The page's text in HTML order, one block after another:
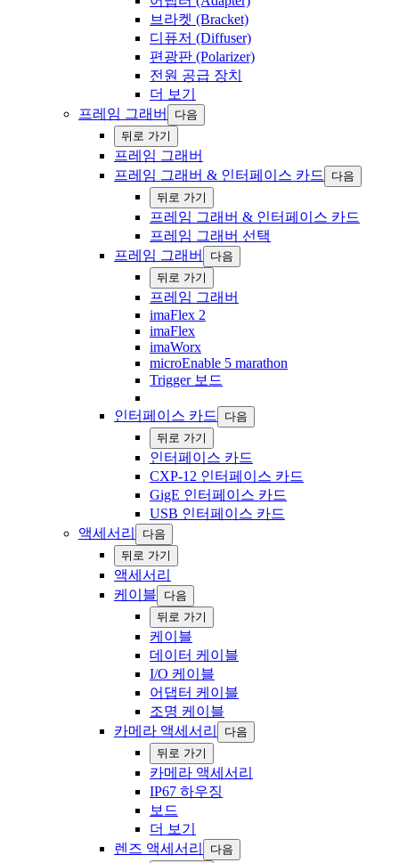
브라켓 (Bracket)
디퓨저 (Diffuser)
편광판 (Polarizer)
전원 공급 장치
더 보기
프레임 그래버
다음
‍뒤로 ‍가기
프레임 그래버
프레임 그래버 & 인터페이스 카드
다음
‍뒤로 ‍가기
프레임 그래버 & 인터페이스 카드
프레임 그래버 선택
프레임 그래버
다음
‍뒤로 ‍가기
프레임 그래버
imaFlex 2
imaFlex
imaWorx
microEnable 5 marathon
Trigger 보드
‍인터페이스 카드
다음
‍뒤로 ‍가기
‍인터페이스 카드
CXP-12 인터페이스 카드
GigE 인터페이스 카드
USB 인터페이스 카드
액세서리
다음
‍뒤로 ‍가기
액세서리
케이블
다음
‍뒤로 ‍가기
케이블
데이터 케이블
I/O 케이블
어댑터 케이블
조명 케이블
카메라 액세서리
다음
‍뒤로 ‍가기
카메라 액세서리
IP67 하우징
보드
더 보기
렌즈 액세서리
다음